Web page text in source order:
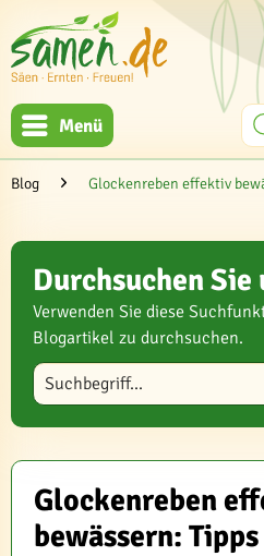
Menü
Blog Glockenreben effektiv
Durchsuchen Sie
Verwenden Sie diese
Blogartikel zu durchsuchen.
Blog durchsuchen
Glockenreben
bewässern: